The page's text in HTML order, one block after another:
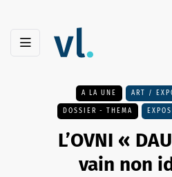
A LA UNE ART /
DOSSIER - THEMA
L’OVNI «
vain non